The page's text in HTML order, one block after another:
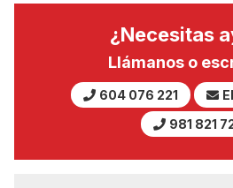
¿Necesitas
Llámanos o
604 076 221
981 821